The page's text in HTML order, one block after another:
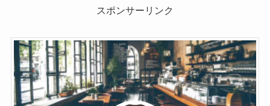
スポンサーリンク